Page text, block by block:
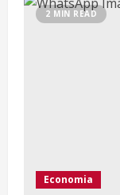
2 MIN READ
Economia